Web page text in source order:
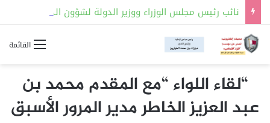
القائمة
“لقاء اللواء “مع المقدم محمد بن
عبد العزيز الخاطر مدير المرور الأسبق